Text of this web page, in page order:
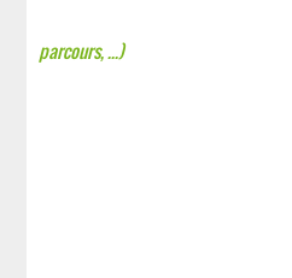
parcours, ...)